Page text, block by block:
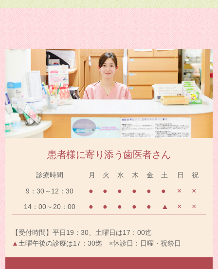
患者様に寄り添う歯医者さん
診療時間 月 火 水 木 金 土 日 祝
9：30～12：30 ● ● ● ● ● ● × ×
14：00～20：00 ● ● ● ● ● ▲ × ×
【受付時間】平日19：30、土曜日は17：00迄
▲ 土曜午後の診療は17：30迄 ×休診日：日曜・祝祭日